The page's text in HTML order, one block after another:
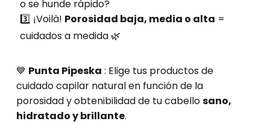
o se hunde rápido?
3️⃣ ¡Voilà! Porosidad baja, media o alta =
cuidados a medida 🌿
💙 Punta Pipeska : Elige tus productos de
cuidado capilar natural en función de la
porosidad y obtenibilidad de tu cabellosano,
hidratado y brillante.